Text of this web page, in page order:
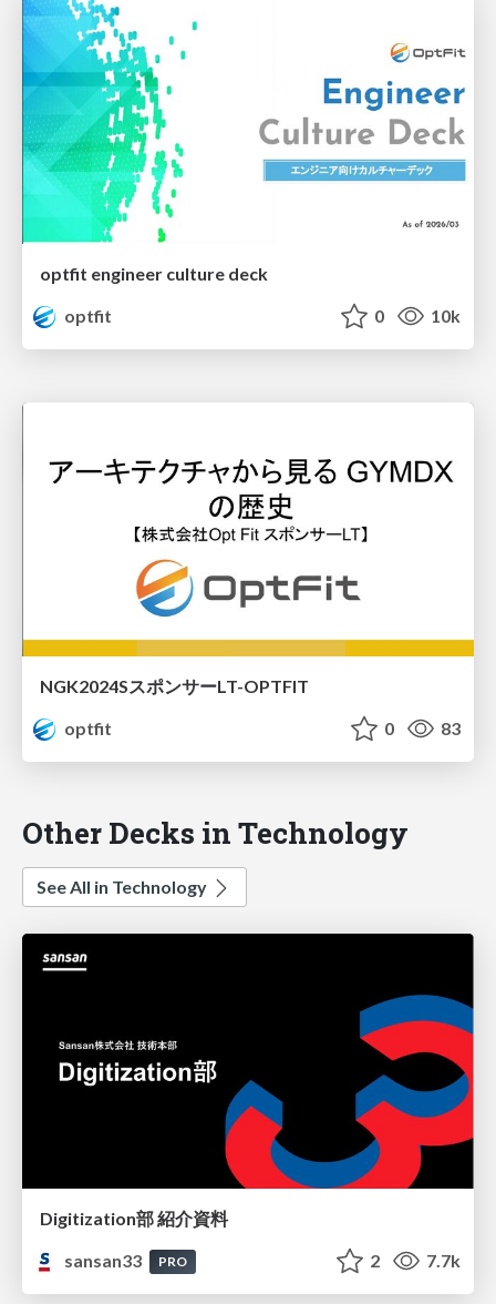
optfit engineer culture deck
optfit
0 10k
NGK2024SスポンサーLT-OPTFIT
optfit
0 83
Other Decks in Technology
See All in Technology
Digitization部 紹介資料
sansan33
PRO 2 7.7k